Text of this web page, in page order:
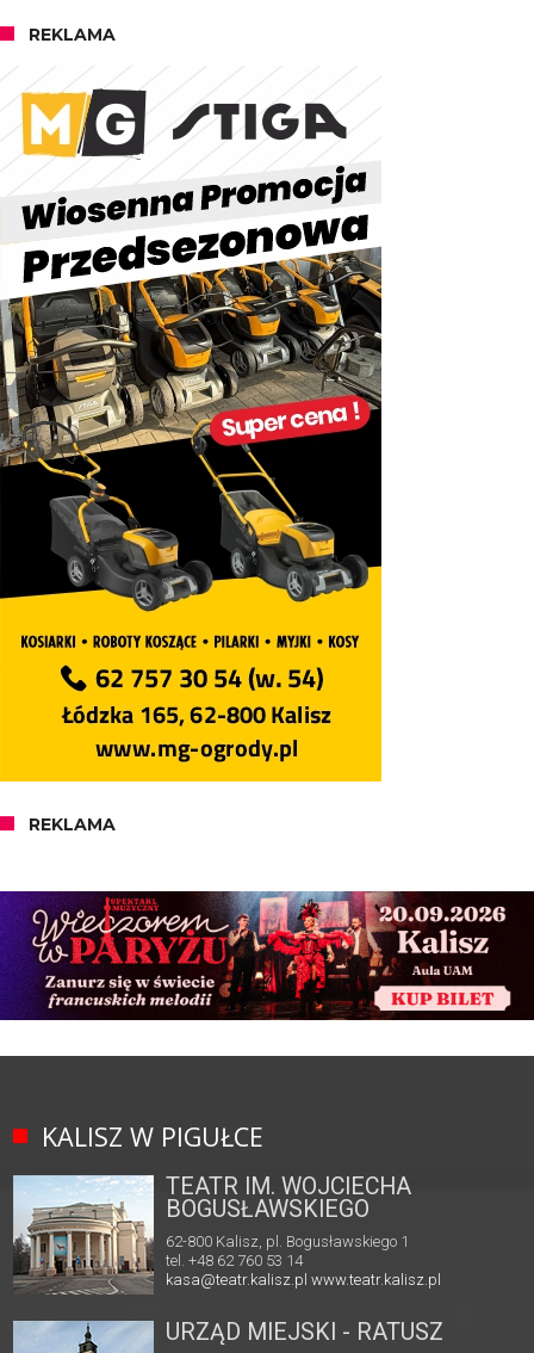
REKLAMA
REKLAMA
KALISZ W PIGUŁCE
TEATR IM. WOJCIECHA
BOGUSŁAWSKIEGO
62-800 Kalisz, pl. Bogusławskiego 1
tel. +48 62 760 53 14
kasa@teatr.kalisz.pl www.teatr.kalisz.pl
URZĄD MIEJSKI - RATUSZ